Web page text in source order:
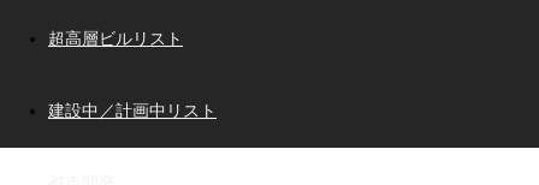
超高層ビルリスト
建設中／計画中リスト